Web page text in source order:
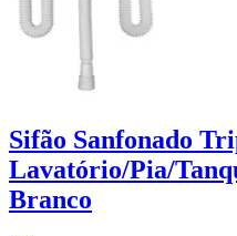
Sifão Sanfonado
Lavatório/Pia/
Branco